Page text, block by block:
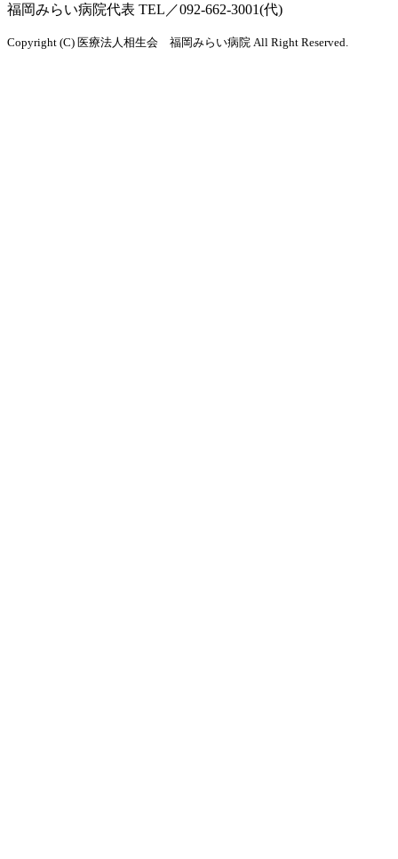
福岡みらい病院代表 TEL／092-662-3001(代)
Copyright (C) 医療法人相生会 福岡みらい病院 All Right Reserved.